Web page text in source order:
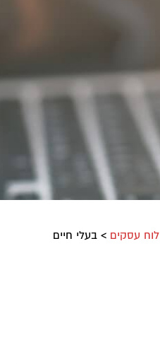
לוח עסקים > בעלי חיים